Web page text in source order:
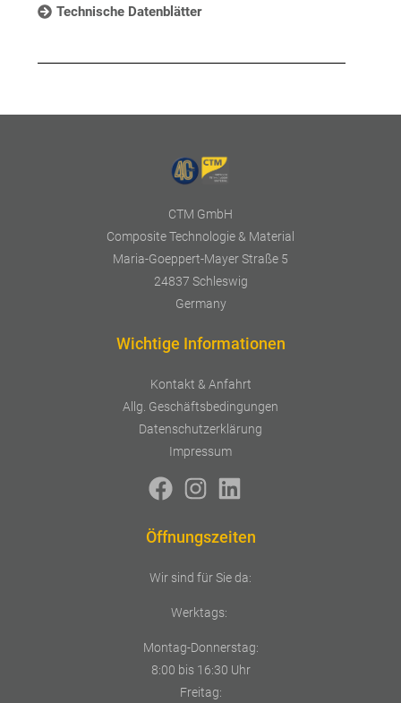
Technische Datenblätter
CTM GmbH
Composite Technologie & Material
Maria-Goeppert-Mayer Straße 5
24837 Schleswig
Germany
Wichtige Informationen
Kontakt & Anfahrt
Allg. Geschäftsbedingungen
Datenschutzerklärung
Impressum
Öffnungszeiten
Wir sind für Sie da:
Werktags:
Montag-Donnerstag:
8:00 bis 16:30 Uhr
Freitag: